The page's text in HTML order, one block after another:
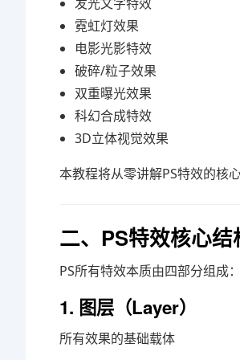
霓虹灯效果
电影光影特效
破碎/粒子效果
双重曝光效果
科幻合成特效
3D立体视觉效果
本教程将从零讲解PS特效的核
二、PS特效核心结
PS所有特效本质由四部分组成：
1. 图层（Layer）
所有效果的基础载体